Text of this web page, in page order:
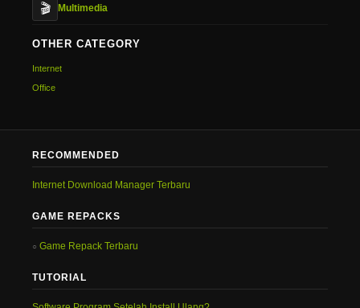
🎬 Multimedia
OTHER CATEGORY
Internet
Office
RECOMMENDED
Internet Download Manager Terbaru
GAME REPACKS
Game Repack Terbaru
TUTORIAL